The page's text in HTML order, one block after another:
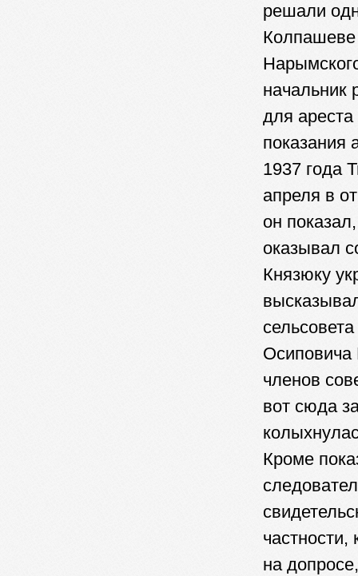
решали
Колпашеве
начальник
для
показания
1937 года
апреля в
он
оказывал
Князюку
Осиповича
членов
вот сюда
Кроме
на